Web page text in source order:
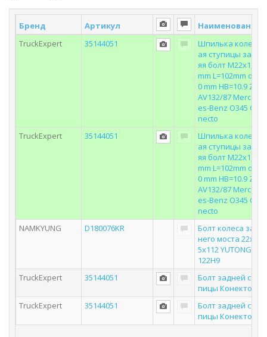
Бренд Артикул
Наименование
TruckExpert
35144051
Шпилька колесн
ая ступицы задн
яя болт M22x1,5
mm L=102mm d=1
0 mm HB=10.9 ZF
AV132/87 Merced
es-Benz O345 Co
necto
TruckExpert
35144051
Шпилька колесн
ая ступицы задн
яя болт M22x1,5
mm L=102mm d=1
0 mm HB=10.9 ZF
AV132/87 Merced
es-Benz O345 Co
necto
NAMKYUNG
D180076KR
Болт колеса зад
него моста 22x1,
5x112 YUTONG 6
122H9
TruckExpert
35144051
Болт задней сту
пицы Конекто
TruckExpert
35144051
Болт задней сту
пицы Конекто